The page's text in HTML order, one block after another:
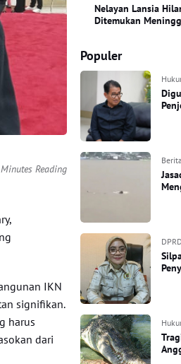
Reading
IKN
signifikan.
harus
dari
Nelayan Lansia
Ditemukan
Populer
DPRD